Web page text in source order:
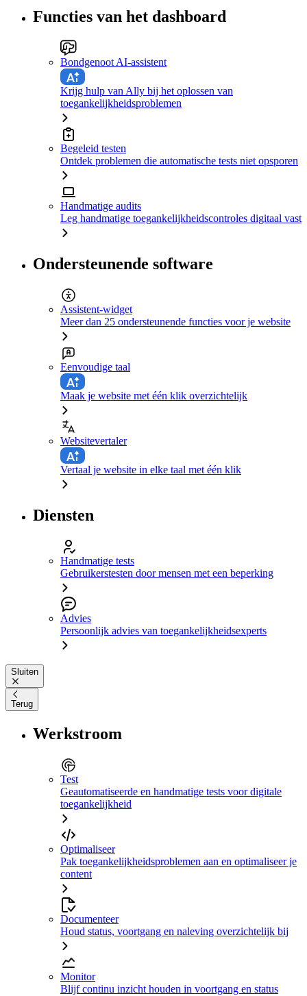
Functies van het dashboard
Bondgenoot AI-assistent
Krijg hulp van Ally bij het oplossen van
toegankelijkheidsproblemen
Begeleid testen
Ontdek problemen die automatische tests niet opsporen
Handmatige audits
Leg handmatige toegankelijkheidscontroles digitaal vast
Ondersteunende software
Assistent-widget
Meer dan 25 ondersteunende functies voor je website
Eenvoudige taal
Maak je website met één klik overzichtelijk
Websitevertaler
Vertaal je website in elke taal met één klik
Diensten
Handmatige tests
Gebruikerstesten door mensen met een beperking
Advies
Persoonlijk advies van toegankelijkheidsexperts
Sluiten
Terug
Werkstroom
Test
Geautomatiseerde en handmatige tests voor digitale
toegankelijkheid
Optimaliseer
Pak toegankelijkheidsproblemen aan en optimaliseer je
content
Documenteer
Houd status, voortgang en naleving overzichtelijk bij
Monitor
Blijf continu inzicht houden in voortgang en status